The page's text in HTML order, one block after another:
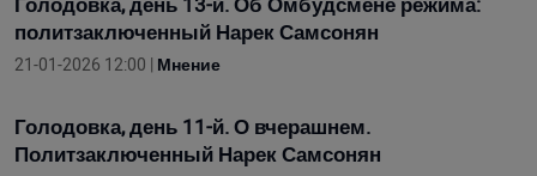
политзаключенный Нарек Самсонян
21-01-2026 12:00 | Мнение
Голодовка, день 11-й. О вчерашнем.
Политзаключенный Нарек Самсонян